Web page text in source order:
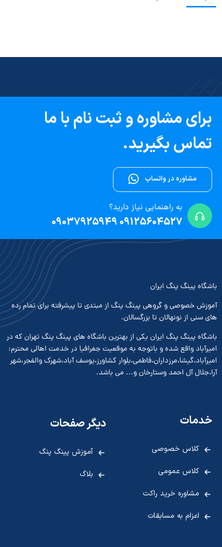
برای مشاوره و ثبت نام با ما
تماس بگیرید.
مشاوره در واتساپ
به راهنمایی نیاز دارید؟
09125604527 09037925949
باشگاه پینگ پنگ ایران
آموزش خصوصی و گروهی پینگ پنگ از مبتدی تا پیشرفته برای تمام رده
های سنی از نونهالان تا بزرگسالان.
باشگاه پینگ پنگ ایران یکی از بهترین باشگاه های پینگ پنگ تهران که در
امیرآباد واقع شده و باتوجه به موقعیت جغرافیا در خدمت اهالی محترم:
امیرآباد،گیشا،مرزداران،فاطمی،بلوار کشاورز،یوسف آباد،شهرک والفجر،شهر
آرا،جلال آل احمد وستارخان و... می باشد.
خدمات
کلاس خصوصی
کلاس عمومی
مشاوره خرید راکت
اعزام به مسابقات
دیگر صفحات
آموزش پینگ پنگ
بلاگ